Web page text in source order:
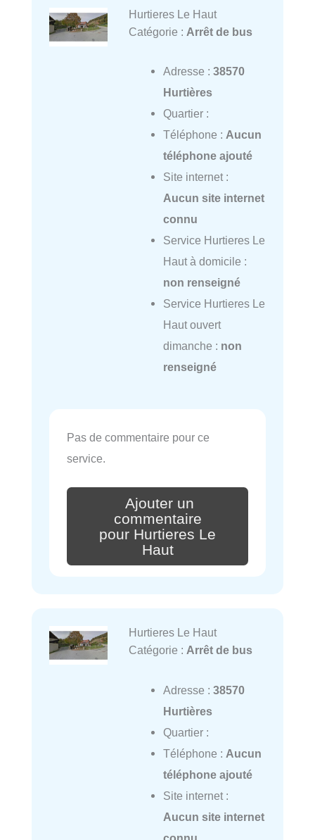
Hurtieres Le Haut
Catégorie : Arrêt de bus
Adresse : 38570
Hurtières
Quartier :
Téléphone : Aucun
téléphone ajouté
Site internet :
Aucun site internet
connu
Service Hurtieres Le
Haut à domicile :
non renseigné
Service Hurtieres Le
Haut ouvert
dimanche : non
renseigné
Pas de commentaire pour ce
service.
Ajouter un
commentaire
pour Hurtieres Le
Haut
Hurtieres Le Haut
Catégorie : Arrêt de bus
Adresse : 38570
Hurtières
Quartier :
Téléphone : Aucun
téléphone ajouté
Site internet :
Aucun site internet